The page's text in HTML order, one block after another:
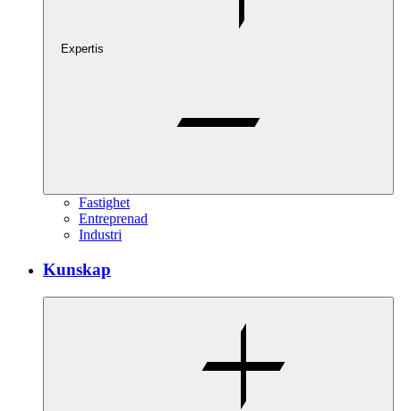
Expertis
Fastighet
Entreprenad
Industri
Kunskap